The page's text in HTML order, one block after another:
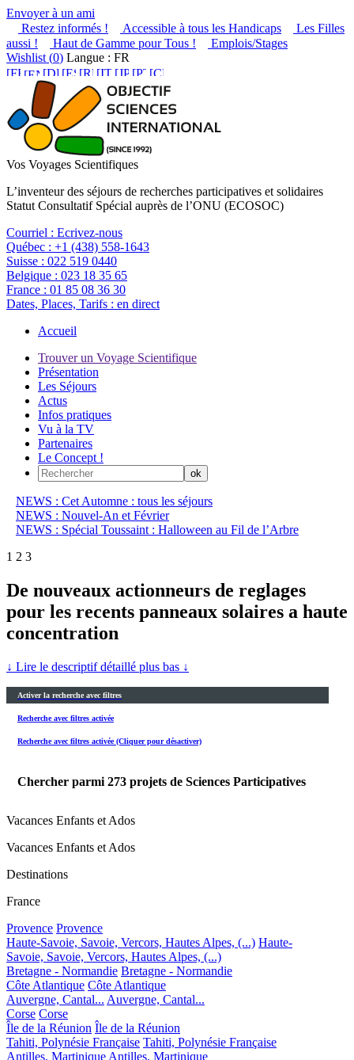
Envoyer à un ami
Restez informés !
Accessible à tous les Handicaps
Les Filles
aussi !
Haut de Gamme pour Tous !
Emplois/Stages
Wishlist (0) Langue : FR
Vos Voyages Scientifiques
L’inventeur des séjours de recherches participatives et solidaires
Statut Consultatif Spécial auprès de l’ONU (ECOSOC)
Courriel : Ecrivez-nous
Québec : +1 (438) 558-1643
Suisse : 022 519 0440
Belgique : 023 18 35 65
France : 01 85 08 36 30
Dates, Places, Tarifs : en direct
Accueil
Trouver un Voyage Scientifique
Présentation
Les Séjours
Actus
Infos pratiques
Vu à la TV
Partenaires
Le Concept !
NEWS : Cet Automne : tous les séjours
NEWS : Nouvel-An et Février
NEWS : Spécial Toussaint : Halloween au Fil de l’Arbre
1 2 3
De nouveaux actionneurs de reglages
pour les recents panneaux solaires a haute
concentration
↓ Lire le descriptif détaillé plus bas ↓
Activer la recherche avec filtres
Recherche avec filtres activée
Recherche avec filtres activée (Cliquer pour désactiver)
Chercher parmi 273 projets de Sciences Participatives
Vacances Enfants et Ados
Vacances Enfants et Ados
Destinations
France
Provence Provence
Haute-Savoie, Savoie, Vercors, Hautes Alpes, (...) Haute-
Savoie, Savoie, Vercors, Hautes Alpes, (...)
Bretagne - Normandie Bretagne - Normandie
Côte Atlantique Côte Atlantique
Auvergne, Cantal... Auvergne, Cantal...
Corse Corse
Île de la Réunion Île de la Réunion
Tahiti, Polynésie Française Tahiti, Polynésie Française
Antilles, Martinique Antilles, Martinique